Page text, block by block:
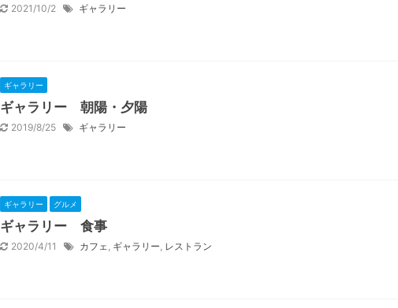
2021/10/2 ギャラリー
ギャラリー
ギャラリー 朝陽・夕陽
2019/8/25 ギャラリー
ギャラリー グルメ
ギャラリー 食事
2020/4/11 カフェ, ギャラリー, レストラン